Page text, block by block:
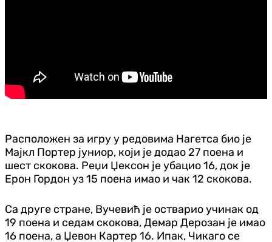
Расположен за игру у редовима Нагетса био је
Мајкл Портер јуниор, који је додао 27 поена и
шест скокова. Реџи Џексон је убацио 16, док је
Ерон Гордон уз 15 поена имао и чак 12 скокова.
Са друге стране, Вучевић је остварио учинак од
19 поена и седам скокова, Демар Дерозан је имао
16 поена, а Џевон Картер 16. Ипак, Чикаго се